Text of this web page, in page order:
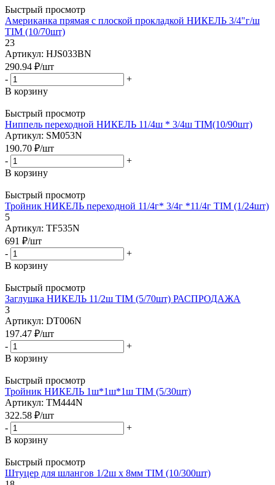
Быстрый просмотр
Американка прямая с плоской прокладкой НИКЕЛЬ 3/4"г/ш
TIM (10/70шт)
23
Артикул: HJS033BN
290.94 ₽/шт
-
+
В корзину
Быстрый просмотр
Ниппель переходной НИКЕЛЬ 11/4ш * 3/4ш TIM(10/90шт)
Артикул: SM053N
190.70 ₽/шт
-
+
В корзину
Быстрый просмотр
Тройник НИКЕЛЬ переходной 11/4г* 3/4г *11/4г TIM (1/24шт)
5
Артикул: TF535N
691 ₽/шт
-
+
В корзину
Быстрый просмотр
Заглушка НИКЕЛЬ 11/2ш TIM (5/70шт) РАСПРОДАЖА
3
Артикул: DT006N
197.47 ₽/шт
-
+
В корзину
Быстрый просмотр
Тройник НИКЕЛЬ 1ш*1ш*1ш TIM (5/30шт)
Артикул: TM444N
322.58 ₽/шт
-
+
В корзину
Быстрый просмотр
Штуцер для шлангов 1/2ш х 8мм TIM (10/300шт)